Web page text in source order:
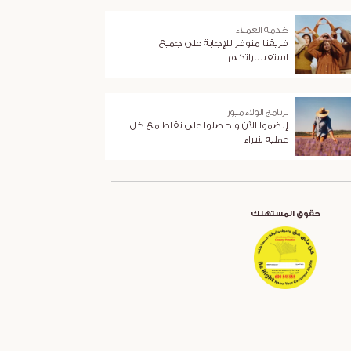
خدمة العملاء
فريقنا متوفر للإجابة على جميع
استفساراتكم
برنامج الولاء ميوز
إنضموا الآن واحصلوا على نقاط مع كل
عملية شراء
حقوق المستهلك